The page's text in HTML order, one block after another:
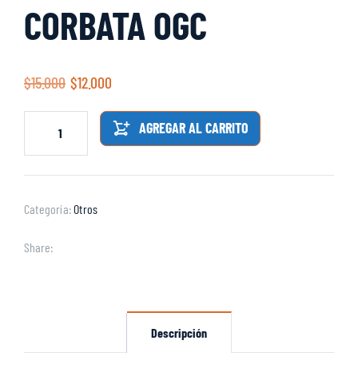
CORBATA OGC
$15.000 $12.000
AGREGAR AL CARRITO
Categoría:Otros
Share:
Descripción